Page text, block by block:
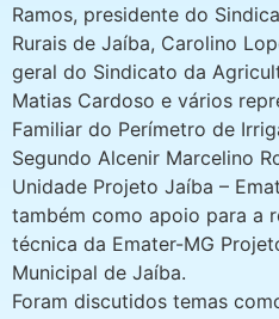
Ramos, presidente do
Rurais de Jaíba, Carolino
geral do Sindicato da
Matias Cardoso e vários
Familiar do Perímetro de
Segundo Alcenir Marcelino
Unidade Projeto Jaíba –
também como apoio para a
técnica da Emater-MG
Municipal de Jaíba.
Foram discutidos temas